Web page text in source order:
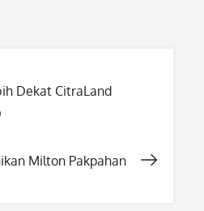
Dekat CitraLand
Milton Pakpahan